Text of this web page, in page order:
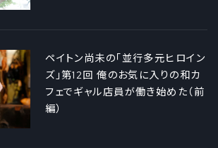
ペイトン尚未の「並行多元ヒロイン
ズ」第12回 俺のお気に入りの和カ
フェでギャル店員が働き始めた（前
編）